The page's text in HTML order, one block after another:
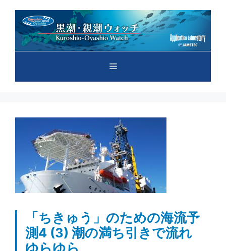
メ
ュ
ー
「ちきゅう」のための海流予
測4 (3) 潮の満ち引きで流れ
ゆらゆら